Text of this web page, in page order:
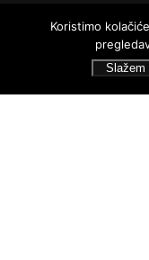
Koristimo
Slažem